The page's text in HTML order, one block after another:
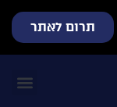
תרום לאתר